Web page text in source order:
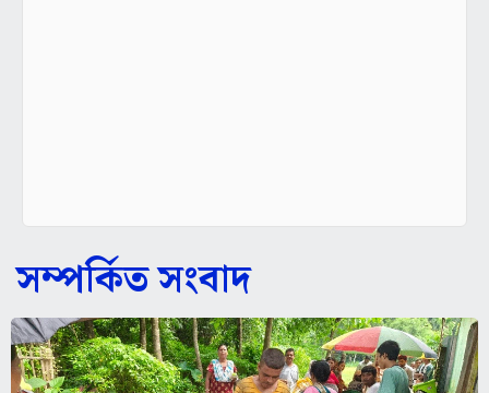
সম্পর্কিত সংবাদ